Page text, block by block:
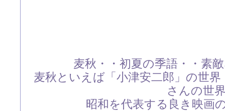
麦秋・・初夏の季語・・素
麦秋といえば「小津安二郎」の世
さんの世
昭和を代表する良き映画